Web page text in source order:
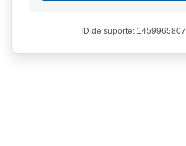
ID de suporte: